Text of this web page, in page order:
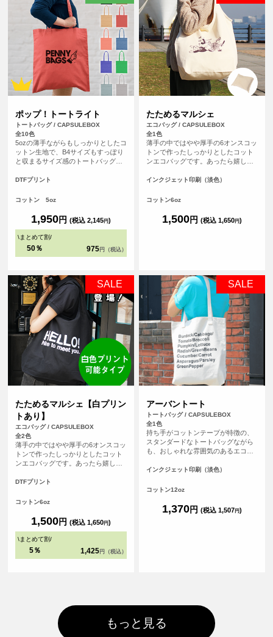
ポップ！トートライト
トートバッグ / CAPSULEBOX
全10色
5ozの薄手ながらもしっかりとしたコ
ットン生地で、B4サイズもすっぽり
と収まるサイズ感のトートバッグで
ットタイプのトートバッグなので書
も持ち歩きにも便利なトートバッ
ゆったりかけて手を塞がず、老若男
女問わずご使用いただけます。
DTFプリント
コットン 5oz
1,950円 (税込 2,145円)
\まとめて割/
50％ 975 円（税込）
たためるマルシェ
エコバッグ / CAPSULEBOX
全1色
薄手の中ではやや厚手の6オンスコッ
トンで作ったしっかりとしたコット
ンエコバッグです。あったら嬉しい
ケットに入れればコンパクトにする
り、とてもしっかりとしたエコバッ
からフルカラープリントでオリジナ
ルエコバッグを作ることができま
インクジェット印刷（淡色）
コットン6oz
1,500円 (税込 1,650円)
SALE
たためるマルシェ【白プリン
トあり】
エコバッグ / CAPSULEBOX
全2色
薄手の中ではやや厚手の6オンスコッ
トンで作ったしっかりとしたコット
ンエコバッグです。あったら嬉しい
ケットに入れればコンパクトにする
り、とてもしっかりとしたエコバッ
からフルカラープリントでオリジナ
ルエコバッグを作ることができま
す！（※弊社オリジナルバッグのた
DTFプリント
コットン6oz
1,500円 (税込 1,650円)
\まとめて割/
5％ 1,425 円（税込）
SALE
アーバントート
トートバッグ / CAPSULEBOX
全1色
持ち手がコットンテープが特徴の、
スタンダードなトートバッグながら
も、おしゃれな雰囲気のあるエコバ
余裕をもってかけることが可能で
で、普段のメインバッグとしても使
インクジェット印刷（淡色）
コットン12oz
1,370円 (税込 1,507円)
もっと見る